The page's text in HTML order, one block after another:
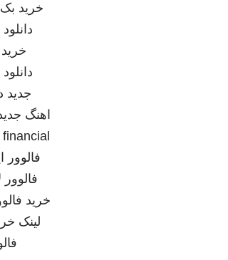
خرید
جدید
اهنگ
financial
فالوور
خرید
لینک